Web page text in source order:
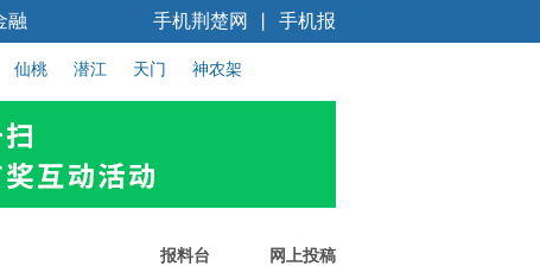
融 手机报
手机荆楚网
仙桃 潜江 天门 神农架
报料台 网上投稿